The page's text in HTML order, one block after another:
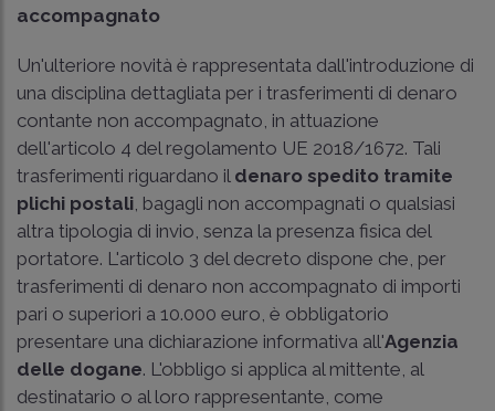
accompagnato
Un'ulteriore novità è rappresentata dall'introduzione di
una disciplina dettagliata per i trasferimenti di denaro
contante non accompagnato, in attuazione
dell'articolo 4 del regolamento UE 2018/1672. Tali
trasferimenti riguardano il denaro spedito tramite
plichi postali , bagagli non accompagnati o qualsiasi
altra tipologia di invio, senza la presenza fisica del
portatore. L'articolo 3 del decreto dispone che, per
trasferimenti di denaro non accompagnato di importi
pari o superiori a 10.000 euro, è obbligatorio
presentare una dichiarazione informativa all'Agenzia
delle dogane. L'obbligo si applica al mittente, al
destinatario o al loro rappresentante, come